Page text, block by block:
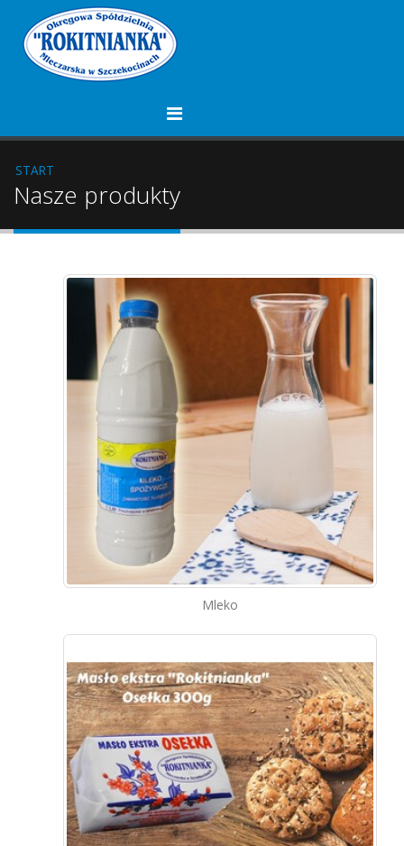
START
Nasze produkty
Mleko